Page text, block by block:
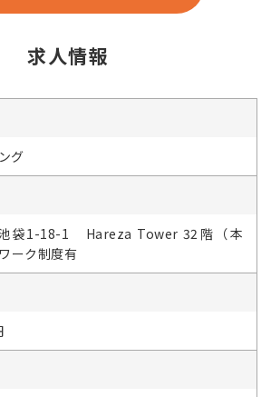
求人情報
グ
袋1-18-1 Hareza Tower 32階（本
ーク制度有